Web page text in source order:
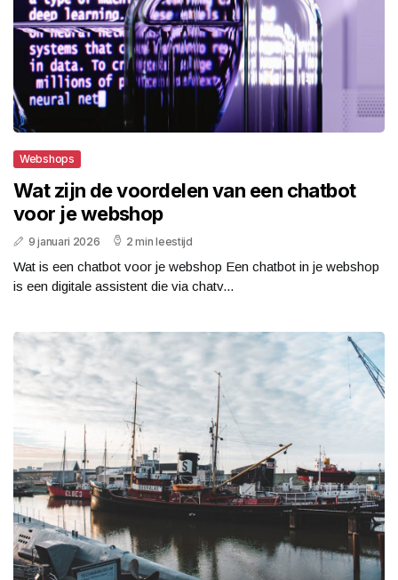
Webshops
Wat zijn de voordelen van een chatbot
voor je webshop
9 januari 2026 2 min leestijd
Wat is een chatbot voor je webshop Een chatbot in je webshop
is een digitale assistent die via chatv...